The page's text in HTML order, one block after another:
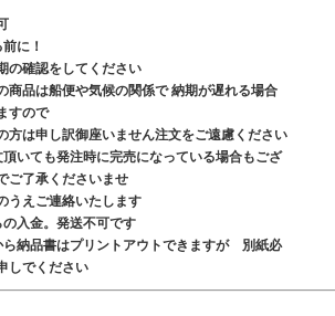
可
に！
確認をしてください
商品は船便や気候の関係で 納期が遅れる場合
すので
方は申し訳御座いません注文をご遠慮ください
頂いても発注時に完売になっている場合もござ
ご了承くださいませ
うえご連絡いたします
入金。発送不可です
ら納品書はプリントアウトできますが 別紙必
しでください